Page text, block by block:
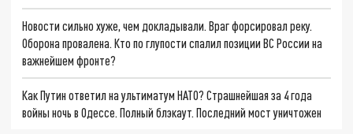
Новости сильно хуже, чем докладывали. Враг форсировал реку.
Оборона провалена. Кто по глупости спалил позиции ВС России на
важнейшем фронте?
Как Путин ответил на ультиматум НАТО? Страшнейшая за 4 года
войны ночь в Одессе. Полный блэкаут. Последний мост уничтожен